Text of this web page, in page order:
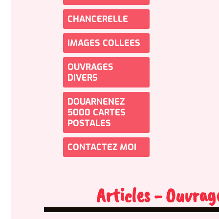
CHANCERELLE
IMAGES COLLEES
OUVRAGES
DIVERS
DOUARNENEZ
5000 CARTES
POSTALES
CONTACTEZ MOI
Articles - Ouvrages